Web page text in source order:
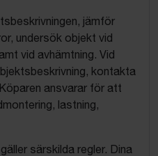
jämför
undersök objekt vid
vid avhämtning. Vid
kontakta
ansvarar för att
lastning,
särskilda regler. Dina